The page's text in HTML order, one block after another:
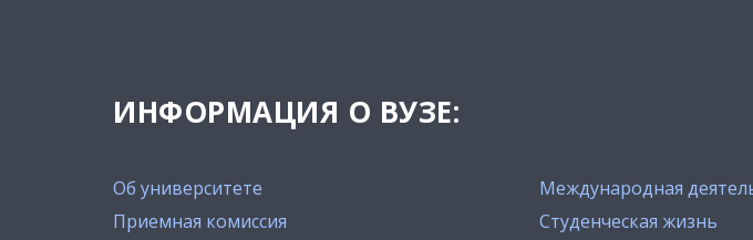
ИНФОРМАЦИЯ О ВУЗЕ:
Об университете
Приемная комиссия
Международная
Студенческая жизнь